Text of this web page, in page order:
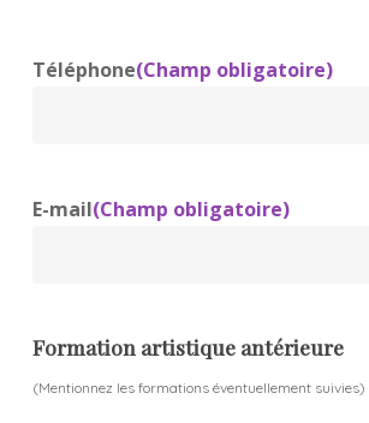
Téléphone(Champ obligatoire)
E-mail(Champ obligatoire)
Formation artistique antérieure
(Mentionnez les formations éventuellement suivies)